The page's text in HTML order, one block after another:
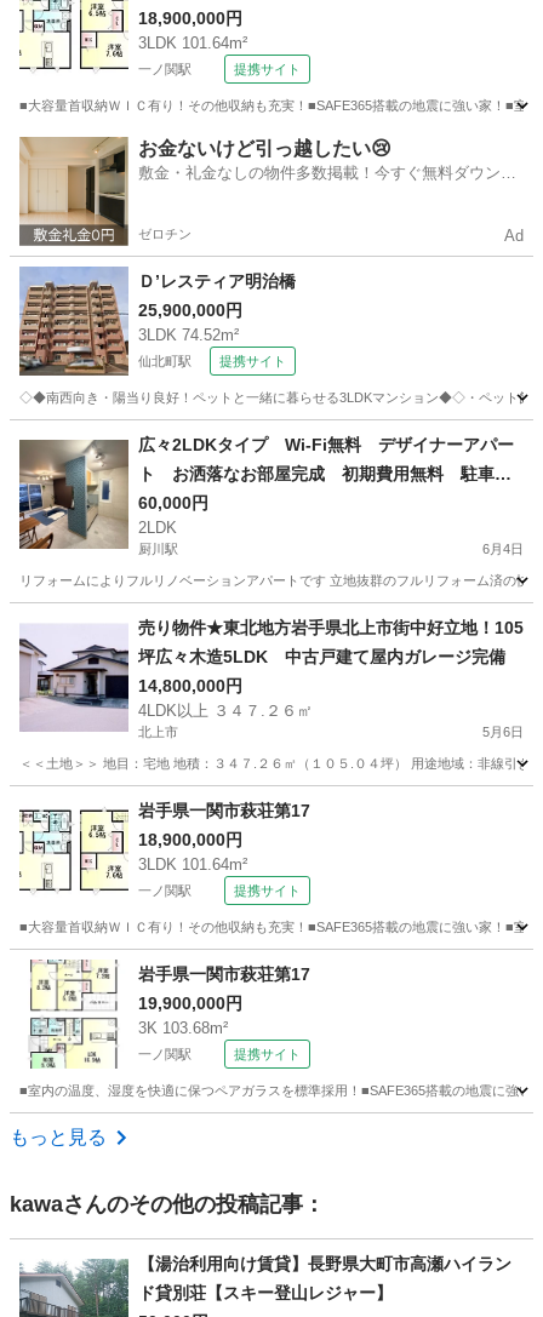
18,900,000円
3LDK 101.64m²
一ノ関駅 提携サイト
■大容量首収納ＷＩＣ有り！その他収納も充実！■SAFE365搭載の地震に強い家！■室
一関市 一ノ関駅 新築（マンション/一戸建て）
お金ないけど引っ越したい😢
敷金・礼金なしの物件多数掲載！今すぐ無料ダウンロ
ゼロチン Ad
Ｄ’レスティア明治橋
25,900,000円
3LDK 74.52m²
仙北町駅 提携サイト
◇◆南西向き・陽当り良好！ペットと一緒に暮らせる3LDKマンション◆◇・ペット飼
仙北町駅 中古（マンション/一戸建て）
広々2LDKタイプ Wi-Fi無料 デザイナーアパー
ト お洒落なお部屋完成 初期費用無料 駐車場
付
60,000円
2LDK
厨川駅 6月4日
リフォームによりフルリノベーションアパートです 立地抜群のフルリフォーム済の
厨川駅 不動産売買（マンション/一戸建て）
無料
売り物件★東北地方岩手県北上市街中好立地！105
坪広々木造5LDK 中古戸建て屋内ガレージ完備
14,800,000円
4LDK以上 ３４７.２６㎡
北上市 5月6日
＜＜土地＞＞ 地目：宅地 地積：３４７.２６㎡（１０５.０４坪） 用途地域：非線引
中古（マンション/一戸建て）
岩手県一関市萩荘第17
18,900,000円
3LDK 101.64m²
一ノ関駅 提携サイト
■大容量首収納ＷＩＣ有り！その他収納も充実！■SAFE365搭載の地震に強い家！■室
岩手 一関市 一ノ関駅 新築（マンション/一戸建て）
岩手県一関市萩荘第17
19,900,000円
3K 103.68m²
一ノ関駅 提携サイト
■室内の温度、湿度を快適に保つペアガラスを標準採用！■SAFE365搭載の地震に強
岩手 一関市
もっと見る
kawaさんのその他の投稿記事：
【湯治利用向け賃貸】長野県大町市高瀬ハイラン
ド貸別荘【スキー登山レジャー】